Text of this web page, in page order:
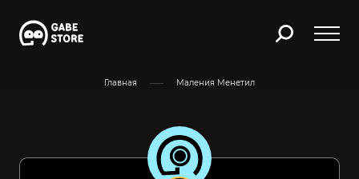
Главная Маления Менетил